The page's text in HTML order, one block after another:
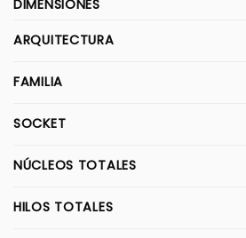
DIMENSIONES
ARQUITECTURA
FAMILIA
SOCKET
NÚCLEOS TOTALES
HILOS TOTALES